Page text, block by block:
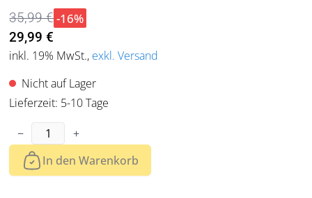
35,99 € -16%
29,99 €
inkl. 19% MwSt., exkl. Versand
Nicht auf Lager
Lieferzeit: 5-10 Tage
Menge
−
+
In den Warenkorb